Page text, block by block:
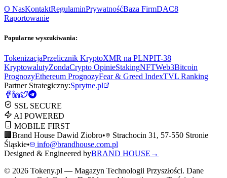
O NasKontaktRegulaminPrywatnośćBaza FirmDAC8
Raportowanie
Popularne wyszukiwania:
TokenizacjaPrzelicznik KryptoXMR na PLNPIT-38
KryptowalutyZondaCrypto OpinieStakingNFTWeb3Bitcoin
PrognozyEthereum PrognozyFear & Greed IndexTVL Ranking
Partner Strategiczny:Sprytne.pl
SSL SECURE
AI POWERED
MOBILE FIRST
🏢 Brand House Dawid Ziobro•
Strachocin 31, 57-550 Stronie
Śląskie•
info@brandhouse.com.pl
Designed & Engineered byBRAND HOUSE →
© 2026 Tokeny.pl — Magazyn Technologii Przyszłości. Dane